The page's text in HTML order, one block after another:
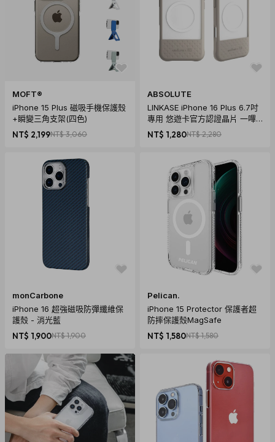
MOFT®
iPhone 15 Plus 磁吸手機保護殼
+瞬變三角支架(四色)
NT$ 2,199NT$ 3,060
ABSOLUTE
LINKASE iPhone 16 Plus 6.7吋
專用 悠遊卡官方認證晶片 一嗶
暢行悠遊嗶嗶殼_Air玻璃透明款(
多色可選)
NT$ 1,280NT$ 2,280
monCarbone
iPhone 16 超強磁吸防彈纖維保
護殼 - 消光藍
NT$ 1,900NT$ 1,900
Pelican.
iPhone 15 Protector 保護者超
防摔保護殼MagSafe
NT$ 1,580NT$ 1,580